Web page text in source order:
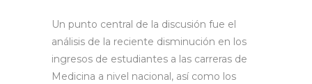
Un punto central de la discusión fue el
análisis de la reciente disminución en los
ingresos de estudiantes a las carreras de
Medicina a nivel nacional, así como los